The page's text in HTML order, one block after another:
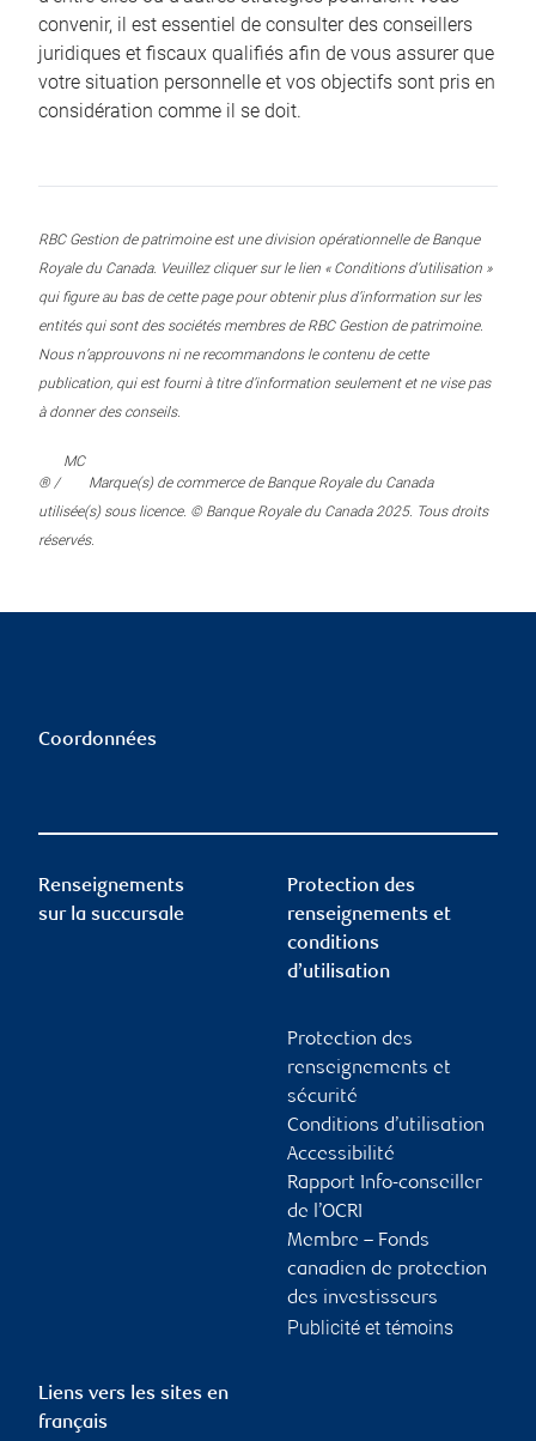
convenir, il est essentiel de consulter des conseillers
juridiques et fiscaux qualifiés afin de vous assurer que
votre situation personnelle et vos objectifs sont pris en
considération comme il se doit.
RBC Gestion de patrimoine est une division opérationnelle de Banque
Royale du Canada. Veuillez cliquer sur le lien « Conditions d’utilisation »
qui figure au bas de cette page pour obtenir plus d’information sur les
entités qui sont des sociétés membres de RBC Gestion de patrimoine.
Nous n’approuvons ni ne recommandons le contenu de cette
publication, qui est fourni à titre d’information seulement et ne vise pas
à donner des conseils.
® /
MC
Marque(s) de commerce de Banque Royale du Canada
utilisée(s) sous licence. © Banque Royale du Canada 2025. Tous droits
réservés.
Coordonnées
Renseignements
sur la succursale
Protection des
renseignements et
conditions
d’utilisation
Protection des
renseignements et
sécurité
Conditions d’utilisation
Accessibilité
Rapport Info-conseiller
de l’OCRI
Membre – Fonds
canadien de protection
des investisseurs
Publicité et témoins
Liens vers les sites en
français